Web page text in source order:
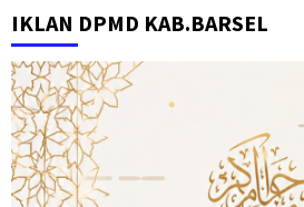
IKLAN DPMD KAB.BARSEL